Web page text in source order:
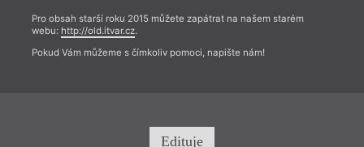
Pro obsah starší roku 2015 můžete zapátrat na našem starém
webu: http://old.itvar.cz.
Pokud Vám můžeme s čímkoliv pomoci, napište nám!
Edituje